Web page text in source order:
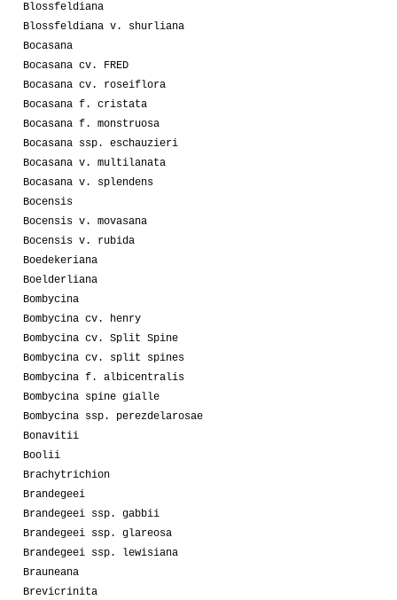
Blossfeldiana
Blossfeldiana v. shurliana
Bocasana
Bocasana cv. FRED
Bocasana cv. roseiflora
Bocasana f. cristata
Bocasana f. monstruosa
Bocasana ssp. eschauzieri
Bocasana v. multilanata
Bocasana v. splendens
Bocensis
Bocensis v. movasana
Bocensis v. rubida
Boedekeriana
Boelderliana
Bombycina
Bombycina cv. henry
Bombycina cv. Split Spine
Bombycina cv. split spines
Bombycina f. albicentralis
Bombycina spine gialle
Bombycina ssp. perezdelarosae
Bonavitii
Boolii
Brachytrichion
Brandegeei
Brandegeei ssp. gabbii
Brandegeei ssp. glareosa
Brandegeei ssp. lewisiana
Brauneana
Brevicrinita